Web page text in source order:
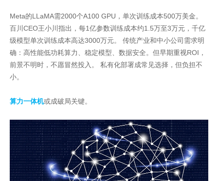
Meta的LLaMA需2000个A100 GPU，单次训练成本500万美金。
百川CEO王小川指出，每1亿参数训练成本约1.5万至3万元，千亿
级模型单次训练成本高达3000万元。 传统产业和中小公司需求明
确：高性能低功耗算力、稳定模型、数据安全。但早期重视ROI，
前景不明时，不愿冒然投入。 私有化部署成常见选择，但负担不
小。
算力一体机或成破局关键。